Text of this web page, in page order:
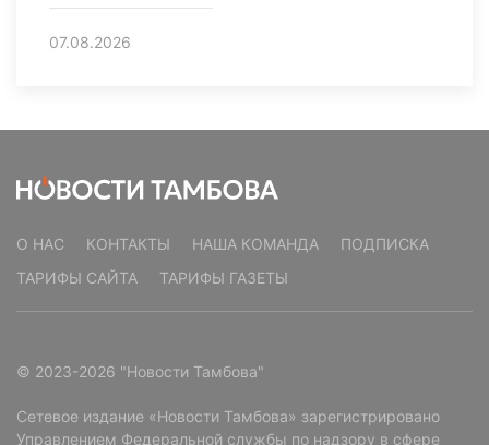
07.08.2026
О НАС КОНТАКТЫ НАША КОМАНДА
ПОДПИСКА
ТАРИФЫ САЙТА
ТАРИФЫ ГАЗЕТЫ
© 2023-2026 "Новости Тамбова"
Сетевое издание «Новости Тамбова» зарегистрировано
Управлением Федеральной службы по надзору в сфере